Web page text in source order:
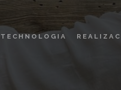
TECHNOLOGIA